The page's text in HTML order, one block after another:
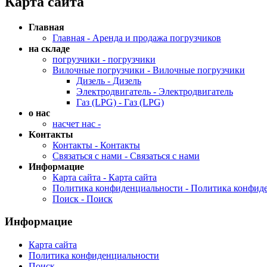
Главная
Главная - Аренда и продажа погрузчиков
на складе
погрузчики - погрузчики
Вилочные погрузчики - Вилочные погрузчики
Дизель - Дизель
Электродвигатель - Электродвигатель
Газ (LPG) - Газ (LPG)
о нас
насчет нас -
Kонтакты
Контакты - Контакты
Связаться с нами - Связаться с нами
Информациe
Карта сайта - Карта сайта
Политика конфиденциальности - Политика
Поиск - Поиск
Информациe
Карта сайта
Политика конфиденциальности